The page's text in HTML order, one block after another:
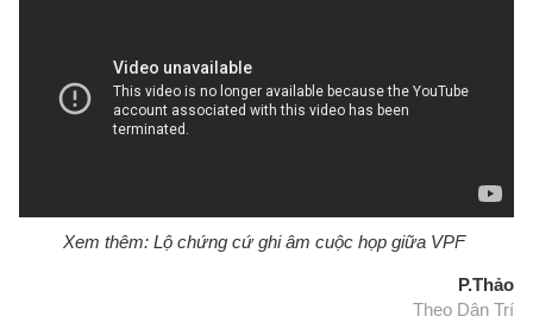
Xem thêm: Lộ chứng cứ ghi âm cuộc họp giữa VPF
P.Thảo
Theo Dân Trí